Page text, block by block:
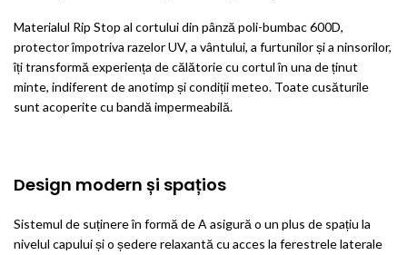
Materialul Rip Stop al cortului din pânză poli-bumbac 600D,
protector împotriva razelor UV, a vântului, a furtunilor și a ninsorilor,
îți transformă experiența de călătorie cu cortul în una de ținut
minte, indiferent de anotimp și condiții meteo. Toate cusăturile
sunt acoperite cu bandă impermeabilă.
Design modern și spațios
Sistemul de suținere în formă de A asigură o un plus de spațiu la
nivelul capului și o ședere relaxantă cu acces la ferestrele laterale